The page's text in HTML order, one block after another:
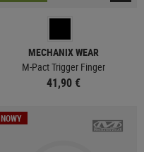
MECHANIX WEAR
M-Pact Trigger Finger
41,90 €
NOWY